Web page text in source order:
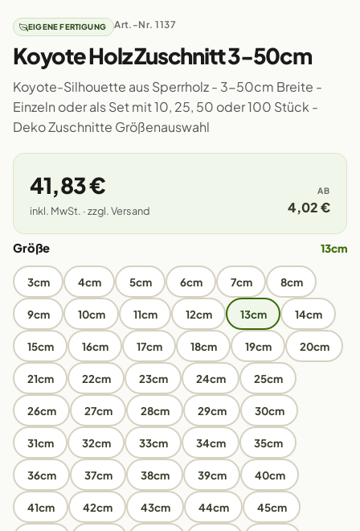
EIGENE FERTIGUNG Art.-Nr. 1137
Koyote Holz Zuschnitt 3-50cm
Koyote-Silhouette aus Sperrholz - 3-50cm Breite -
Einzeln oder als Set mit 10, 25, 50 oder 100 Stück -
Deko Zuschnitte Größenauswahl
41,83 €
inkl. MwSt. · zzgl. Versand
AB
4,02 €
Größe 13cm
3cm 4cm 5cm 6cm 7cm 8cm
9cm 10cm 11cm 12cm 13cm 14cm
15cm 16cm 17cm 18cm 19cm 20cm
21cm 22cm 23cm 24cm 25cm
26cm 27cm 28cm 29cm 30cm
31cm 32cm 33cm 34cm 35cm
36cm 37cm 38cm 39cm 40cm
41cm 42cm 43cm 44cm 45cm